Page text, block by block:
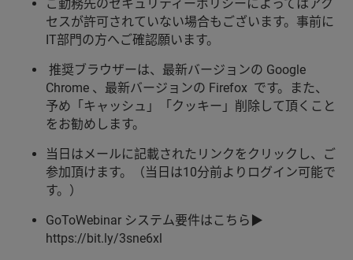
ご勤務先のセキュリティーポリシーによってはアク
セスが許可されていない場合もございます。事前に
IT部門の方へご確認願います。
推奨ブラウザーは、最新バージョンの Google
Chrome 、最新バージョンの Firefox です。また、
予め「キャッシュ」「クッキー」削除して頂くこと
をお勧めします。
当日はメールに記載されたリンクをクリックし、ご
参加頂けます。（当日は10分前よりログイン可能で
す。）
GoToWebinar システム要件はこちら▶
https://bit.ly/3sne6xl